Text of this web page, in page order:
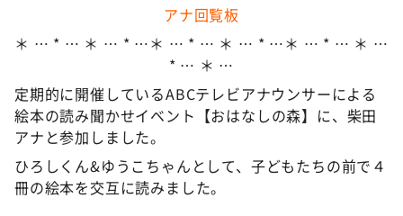
ぺこぱのまるスポ
アナ回覧板
＊ … * … ＊ … * …＊ … * … ＊ … * …＊ … * … ＊ …
* … ＊ …
定期的に開催しているABCテレビアナウンサーによる
絵本の読み聞かせイベント【おはなしの森】に、柴田
アナと参加しました。
ひろしくん&ゆうこちゃんとして、子どもたちの前で４
冊の絵本を交互に読みました。